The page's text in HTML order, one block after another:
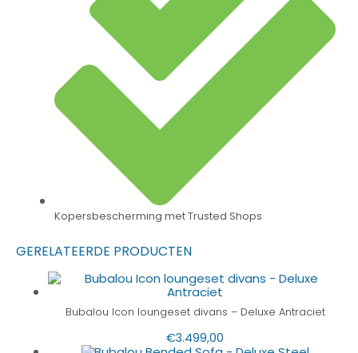
Kopersbescherming met Trusted Shops
GERELATEERDE PRODUCTEN
Bubalou Icon loungeset divans – Deluxe Antraciet
€3.499,00